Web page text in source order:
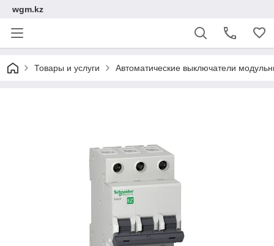
wgm.kz
Товары и услуги Автоматические выключатели